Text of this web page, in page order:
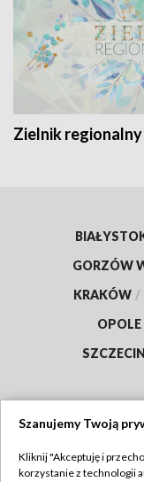
Zielnik regionalny
GORZÓW
KRAKÓW /
OPOLE
SZCZECIN
Szanujemy Twoją
Kliknij "Akceptuję i
korzystanie z technologii